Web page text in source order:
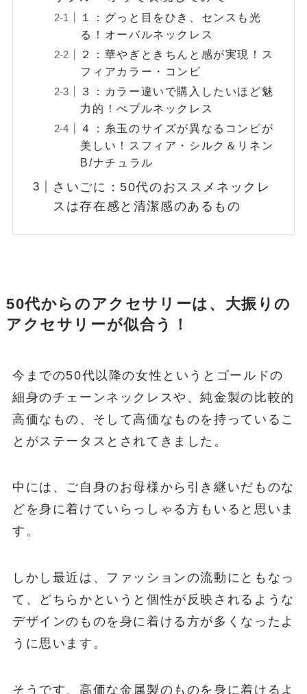
１：グっと目をひき、センスも光
る！オーバルネックレス
２：華やぎときちんと感が実現！ス
フィアカラー・コンビ
３：カラー違いで購入したいほど魅
力的！ぺブルネックレス
４：糸玉のサイズが異なるコンビが
美しい！スフィア・シルク＆リネン
B/ナチュラル
さいごに：50代のおススメネックレ
スは存在感と清潔感のあるもの
50代からのアクセサリーは、大振りの
アクセサリーが似合う！
今までの50代以降の女性というとゴールドの
細身のチェーンネックレスや、純金製の比較的
高価なもの、そして高価なものを持っているこ
とがステータスとされてきました。
中には、ご自身のお母様から引き継いだものな
どを身に着けていらっしゃる方もいると思いま
す。
しかし最近は、ファッションの流動にともなっ
て、どちらかというと個性が反映されるような
デザインのものを身に着ける方が多くなったよ
うに思います。
そうです、高価な金属製のものを身に着けるよ